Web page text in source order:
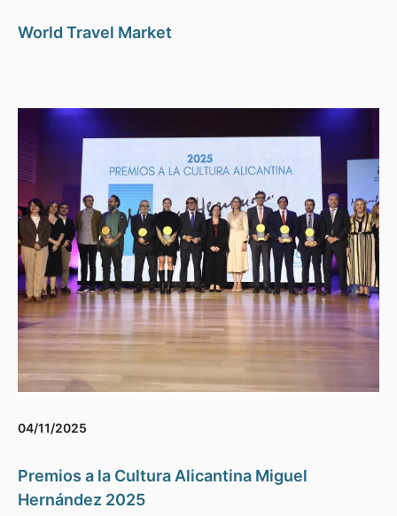
World Travel Market
04/11/2025
Premios a la Cultura Alicantina Miguel
Hernández 2025